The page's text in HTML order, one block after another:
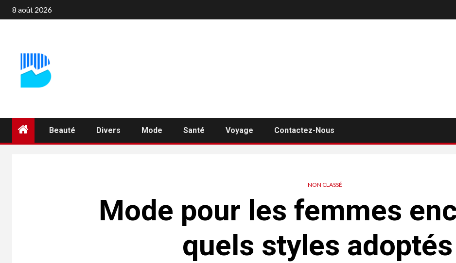
Aller
au
8 août 2026
Beauté Divers Mode Santé Voyage Contactez-Nous
NON CLASSÉ
Mode pour les femmes
quels styles adoptés